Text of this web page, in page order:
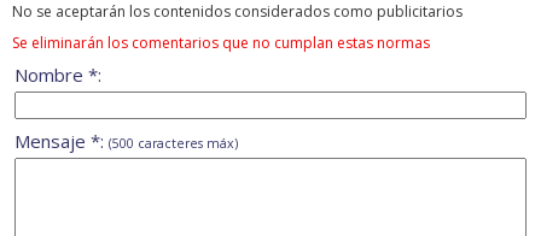
No se aceptarán los contenidos considerados como publicitarios
Se eliminarán los comentarios que no cumplan estas normas
Nombre *:
Mensaje *: (500 caracteres máx)